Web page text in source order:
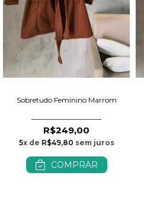
Sobretudo Feminino Marrom
R$249,00
5x de R$49,80 sem juros
COMPRAR